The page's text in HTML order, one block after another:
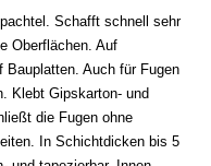
Schafft schnell sehr
Oberflächen. Auf
Bauplatten. Auch für Fugen
Klebt Gipskarton- und
die Fugen ohne
In Schichtdicken bis 5